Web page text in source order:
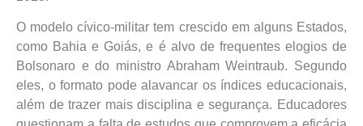
O modelo cívico-militar tem crescido em alguns Estados,
como Bahia e Goiás, e é alvo de frequentes elogios de
Bolsonaro e do ministro Abraham Weintraub. Segundo
eles, o formato pode alavancar os índices educacionais,
além de trazer mais disciplina e segurança. Educadores